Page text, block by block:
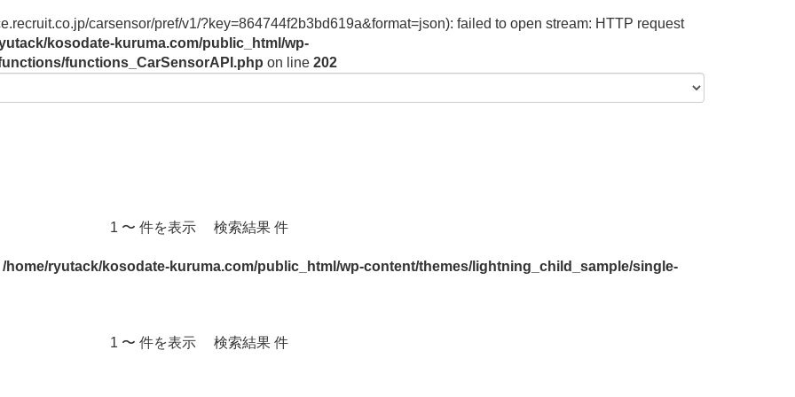
carsensor/pref/v1/?key=864744f2b3bd619a&format=json): failed to open stream: HTTP request
kosodate-kuruma.com/public_html/wp-
functions_CarSensorAPI.php on line 202
1 〜 件を表示 検索結果 件
/home/ryutack/kosodate-kuruma.com/public_html/wp-content/themes/lightning_child_sample/single-
1 〜 件を表示 検索結果 件